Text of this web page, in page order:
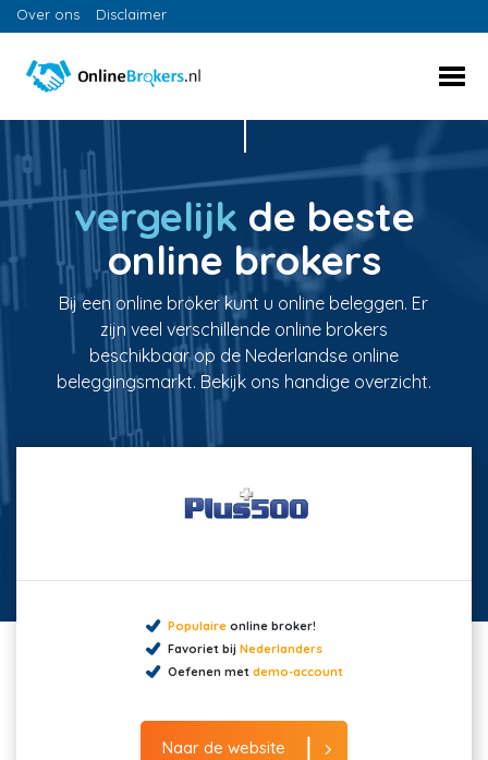
Over ons Disclaimer
vergelijk de beste
online brokers
Bij een online broker kunt u online beleggen. Er
zijn veel verschillende online brokers
beschikbaar op de Nederlandse online
beleggingsmarkt. Bekijk ons handige overzicht.
Populaireonline broker!
Favoriet bij Nederlanders
Oefenen met demo-account
Naar de website